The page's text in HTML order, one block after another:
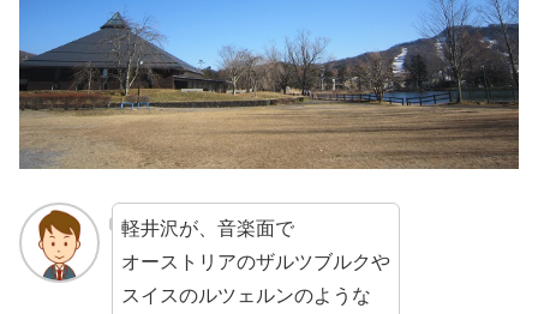
軽井沢が、音楽面で
オーストリアのザルツブルクや
スイスのルツェルンのような